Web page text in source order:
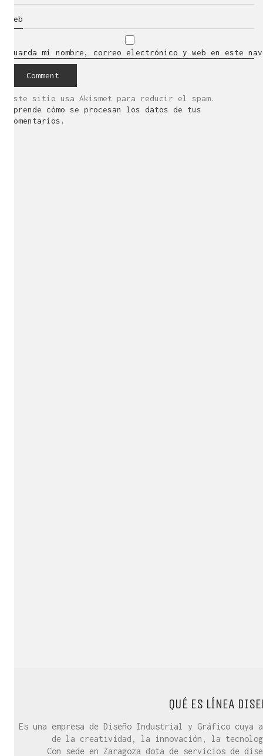
Web
Guarda mi nombre, correo electrónico y web en este
Este sitio usa Akismet para reducir el spam.
Aprende cómo se procesan los datos de tus
comentarios.
QUÉ ES LÍNEA
Es una empresa de Diseño Industrial y Gráfico
de la creatividad, la innovación, la
Con sede en Zaragoza dota de servicios de